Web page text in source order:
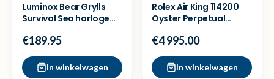
Luminox Bear Grylls
Survival Sea horloge
€189.95
In winkelwagen
Rolex Air King 114200
Oyster Perpetual
€4 995.00
In winkelwagen